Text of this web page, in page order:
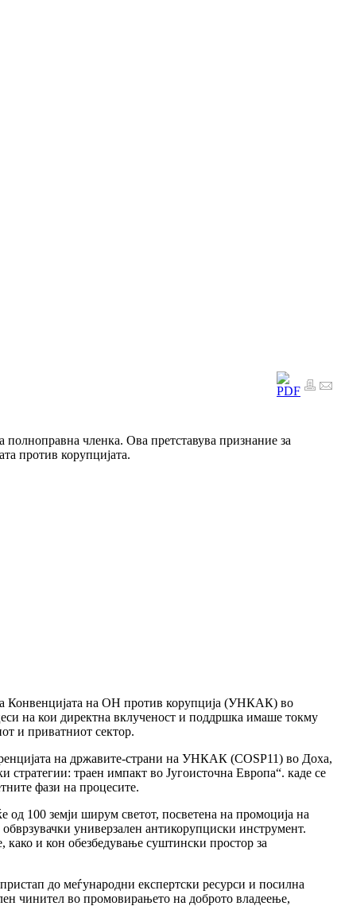
полноправна членка. Ова претставува признание за
против корупцијата.
Конвенцијата на ОН против корупција (УНКАК) во
на кои директна вклученост и поддршка имаше токму
и приватниот сектор.
на државите-страни на УНКАК (COSP11) во Доха,
траен импакт во Југоисточна Европа“. каде се
фази на процесите.
100 земји ширум светот, посветена на промоција на
универзален антикорупциски инструмент.
и кон обезбедување суштински простор за
до меѓународни експертски ресурси и посилна
чинител во промовирањето на доброто владеење,